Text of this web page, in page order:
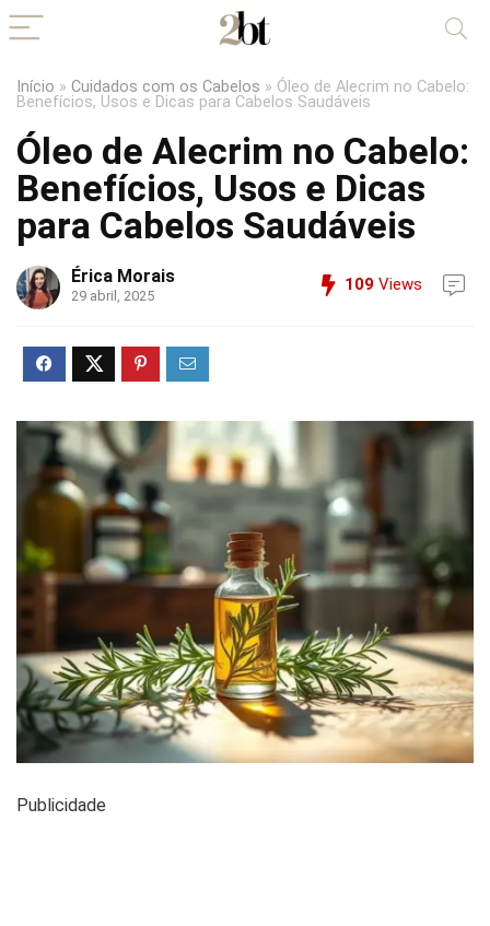
Início » Cuidados com os Cabelos » Óleo de Alecrim no Cabelo:
Benefícios, Usos e Dicas para Cabelos Saudáveis
Óleo de Alecrim no Cabelo:
Benefícios, Usos e Dicas
para Cabelos Saudáveis
Érica Morais
29 abril, 2025
109 Views
Publicidade